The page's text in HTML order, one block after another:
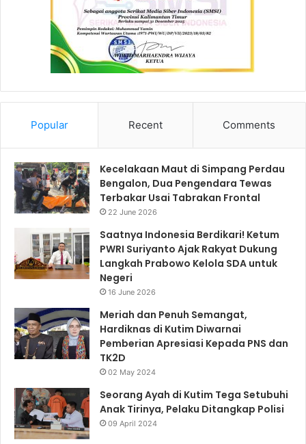
Popular Recent Comments
Kecelakaan Maut di Simpang Perdau
Bengalon, Dua Pengendara Tewas
Terbakar Usai Tabrakan Frontal
22 June 2026
Saatnya Indonesia Berdikari! Ketum
PWRI Suriyanto Ajak Rakyat Dukung
Langkah Prabowo Kelola SDA untuk
Negeri
16 June 2026
Meriah dan Penuh Semangat,
Hardiknas di Kutim Diwarnai
Pemberian Apresiasi Kepada PNS dan
TK2D
02 May 2024
Seorang Ayah di Kutim Tega Setubuhi
Anak Tirinya, Pelaku Ditangkap Polisi
09 April 2024